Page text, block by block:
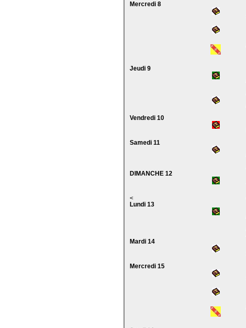
Mercredi 8
Jeudi 9
Vendredi 10
Samedi 11
DIMANCHE 12
<
Lundi 13
Mardi 14
Mercredi 15